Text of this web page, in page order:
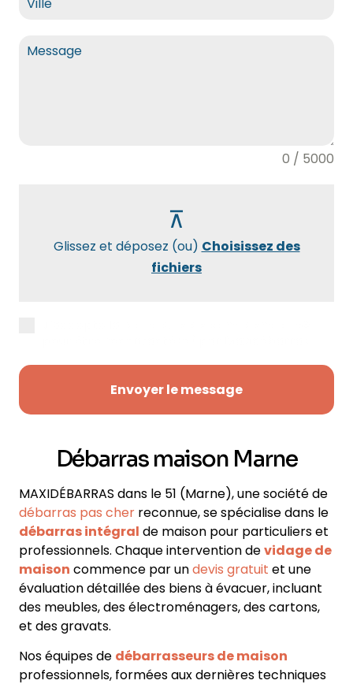
0 / 5000
Glissez et déposez (ou) Choisissez des
fichiers
Envoyer le message
Débarras maison Marne
MAXIDÉBARRAS dans le 51 (Marne), une société de
débarras pas cher reconnue, se spécialise dans le
débarras intégral de maison pour particuliers et
professionnels. Chaque intervention devidage de
maison commence par undevis gratuit et une
évaluation détaillée des biens à évacuer, incluant
des meubles, des électroménagers, des cartons,
et des gravats.
Nos équipes de débarrasseurs de maison
professionnels, formées aux dernières techniques